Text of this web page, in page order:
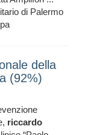
di Palermo
della
(92%)
riccardo